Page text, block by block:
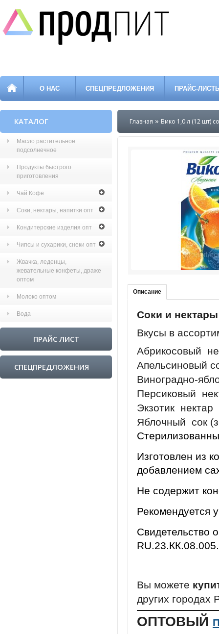
О НАС СПЕЦПРЕДЛОЖЕНИЯ ПРАЙС-
КАТАЛОГ
Масло растительное
подсолнечное
Продукты быстрого
приготовления
Чай Кофе
Соки, нектары, напитки опт
Кондитерские изделия опт
Чипсы и сухарики, снеки опт
Жвачка, леденцы,
жевательные конфеты, драже
оптом
Молоко оптом
Вода
ПРАЙС ЛИСТ
СПЕЦПРЕДЛОЖЕНИЯ
Главная » Вико 1,0 л (12 шт)
Описание
Соки и
Вкусы в
Абрикосовый
Апельсиновый
Виноградно-
Персиковый
Экзотик нектар
Яблочный сок
Изготовлен из
добавлением
Не содержит
Рекомендуется
Свидетельство
Вы можете
других городах
ОПТОВЫЙ